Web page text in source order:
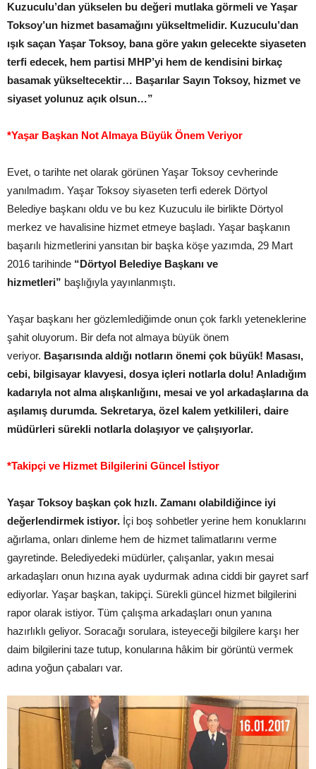
Kuzuculu’dan yükselen bu değeri mutlaka görmeli ve Yaşar
Toksoy’un hizmet basamağını yükseltmelidir. Kuzuculu’dan
ışık saçan Yaşar Toksoy, bana göre yakın gelecekte siyaseten
terfi edecek, hem partisi MHP’yi hem de kendisini birkaç
basamak yükseltecektir… Başarılar Sayın Toksoy, hizmet ve
siyaset yolunuz açık olsun…”
*Yaşar Başkan Not Almaya Büyük Önem Veriyor
Evet, o tarihte net olarak görünen Yaşar Toksoy cevherinde
yanılmadım. Yaşar Toksoy siyaseten terfi ederek Dörtyol
Belediye başkanı oldu ve bu kez Kuzuculu ile birlikte Dörtyol
merkez ve havalisine hizmet etmeye başladı. Yaşar başkanın
başarılı hizmetlerini yansıtan bir başka köşe yazımda, 29 Mart
2016 tarihinde “Dörtyol Belediye Başkanı ve
hizmetleri” başlığıyla yayınlanmıştı.
Yaşar başkanı her gözlemlediğimde onun çok farklı yeteneklerine
şahit oluyorum. Bir defa not almaya büyük önem
veriyor. Başarısında aldığı notların önemi çok büyük! Masası,
cebi, bilgisayar klavyesi, dosya içleri notlarla dolu! Anladığım
kadarıyla not alma alışkanlığını, mesai ve yol arkadaşlarına da
aşılamış durumda. Sekretarya, özel kalem yetkilileri, daire
müdürleri sürekli notlarla dolaşıyor ve çalışıyorlar.
*Takipçi ve Hizmet Bilgilerini Güncel İstiyor
Yaşar Toksoy başkan çok hızlı. Zamanı olabildiğince iyi
değerlendirmek istiyor. İçi boş sohbetler yerine hem konuklarını
ağırlama, onları dinleme hem de hizmet talimatlarını verme
gayretinde. Belediyedeki müdürler, çalışanlar, yakın mesai
arkadaşları onun hızına ayak uydurmak adına ciddi bir gayret sarf
ediyorlar. Yaşar başkan, takipçi. Sürekli güncel hizmet bilgilerini
rapor olarak istiyor. Tüm çalışma arkadaşları onun yanına
hazırlıklı geliyor. Soracağı sorulara, isteyeceği bilgilere karşı her
daim bilgilerini taze tutup, konularına hâkim bir görüntü vermek
adına yoğun çabaları var.